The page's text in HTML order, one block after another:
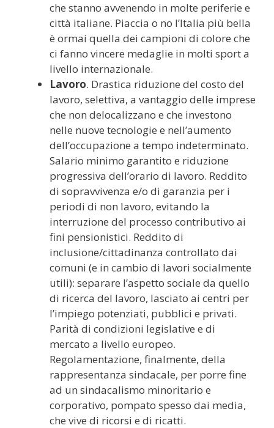
che stanno avvenendo in molte periferie e
città italiane. Piaccia o no l’Italia più bella
è ormai quella dei campioni di colore che
ci fanno vincere medaglie in molti sport a
livello internazionale.
Lavoro. Drastica riduzione del costo del
lavoro, selettiva, a vantaggio delle imprese
che non delocalizzano e che investono
nelle nuove tecnologie e nell’aumento
dell’occupazione a tempo indeterminato.
Salario minimo garantito e riduzione
progressiva dell’orario di lavoro. Reddito
di sopravvivenza e/o di garanzia per i
periodi di non lavoro, evitando la
interruzione del processo contributivo ai
fini pensionistici. Reddito di
inclusione/cittadinanza controllato dai
comuni (e in cambio di lavori socialmente
utili): separare l’aspetto sociale da quello
di ricerca del lavoro, lasciato ai centri per
l’impiego potenziati, pubblici e privati.
Parità di condizioni legislative e di
mercato a livello europeo.
Regolamentazione, finalmente, della
rappresentanza sindacale, per porre fine
ad un sindacalismo minoritario e
corporativo, pompato spesso dai media,
che vive di ricorsi e di ricatti.